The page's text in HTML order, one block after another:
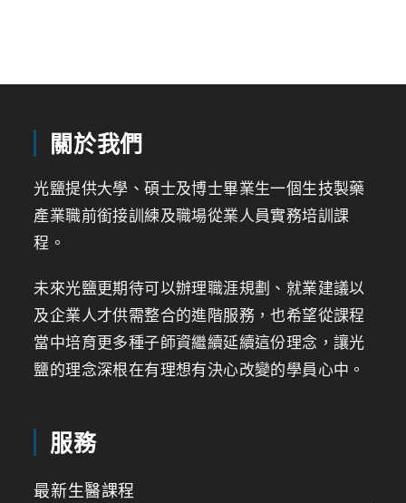
關於我們
光鹽提供大學、碩士及博士畢業生一個生技製藥
產業職前銜接訓練及職場從業人員實務培訓課
程。
未來光鹽更期待可以辦理職涯規劃、就業建議以
及企業人才供需整合的進階服務，也希望從課程
當中培育更多種子師資繼續延續這份理念，讓光
鹽的理念深根在有理想有決心改變的學員心中。
服務
最新生醫課程